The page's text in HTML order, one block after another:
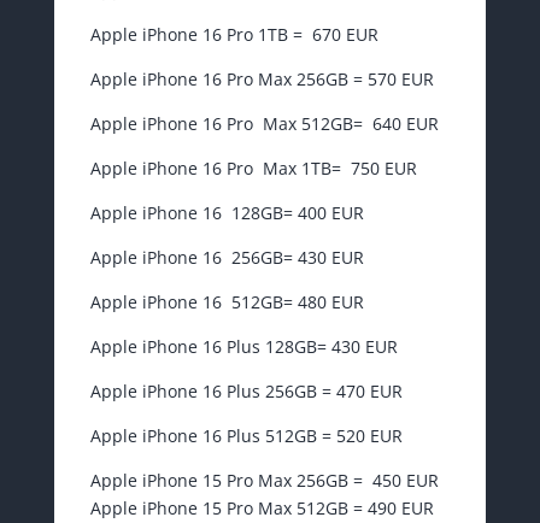
Apple iPhone 16 Pro 1TB = 670 EUR
Apple iPhone 16 Pro Max 256GB = 570 EUR
Apple iPhone 16 Pro Max 512GB= 640 EUR
Apple iPhone 16 Pro Max 1TB= 750 EUR
Apple iPhone 16 128GB= 400 EUR
Apple iPhone 16 256GB= 430 EUR
Apple iPhone 16 512GB= 480 EUR
Apple iPhone 16 Plus 128GB= 430 EUR
Apple iPhone 16 Plus 256GB = 470 EUR
Apple iPhone 16 Plus 512GB = 520 EUR
Apple iPhone 15 Pro Max 256GB = 450 EUR
Apple iPhone 15 Pro Max 512GB = 490 EUR